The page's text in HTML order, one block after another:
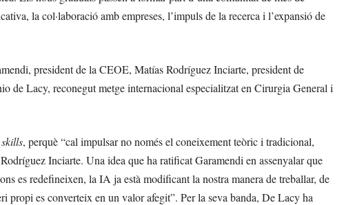
la col·laboració amb empreses, l’impuls de la recerca i l’expansió de
president de la CEOE, Matías Rodríguez Inciarte, president de
de Lacy, reconegut metge internacional especialitzat en Cirurgia General i
, perquè “cal impulsar no només el coneixement teòric i tradicional,
Inciarte. Una idea que ha ratificat Garamendi en assenyalar que
es redefineixen, la IA ja està modificant la nostra manera de treballar, de
propi es converteix en un valor afegit”. Per la seva banda, De Lacy ha